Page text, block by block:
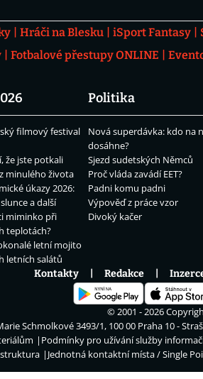
Hráči na Blesku iSport Fantasy
Fotbalové přestupy ONLINE
filmový festival
že jste potkali
minulého života
úkazy 2026:
a další
miminko při
teplotách?
letní mojito
letních salátů
Politika
Nová superdávka: kdo na
dosáhne?
Sjezd sudetských Němců
Proč vláda zavádí EET?
Padni komu padni
Výpověď z práce vzor
Divoký kačer
Kontakty Redakce
© 2001 - 2026
Schmolkové 3493/1, 100 00 Praha 10 -
Podmínky pro užívání služby
Jednotná kontaktní místa / Single